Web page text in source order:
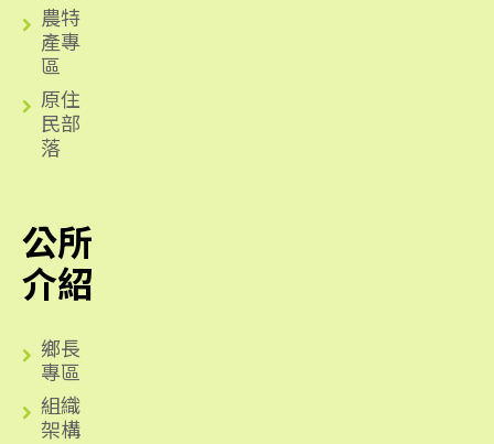
農特
產專
區
原住
民部
落
公所
介紹
鄉長
專區
組織
架構